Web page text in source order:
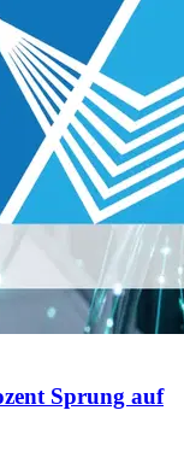
Sprung auf